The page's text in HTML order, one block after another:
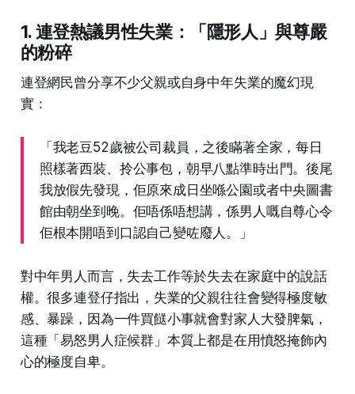
1. 連登熱議男性失業：「隱形人」與尊嚴
的粉碎
連登網民曾分享不少父親或自身中年失業的魔幻現
實：
「我老豆52歲被公司裁員，之後瞞著全家，每日
照樣著西裝、拎公事包，朝早八點準時出門。後尾
我放假先發現，佢原來成日坐喺公園或者中央圖書
館由朝坐到晚。佢唔係唔想講，係男人嘅自尊心令
佢根本開唔到口認自己變咗廢人。」
對中年男人而言，失去工作等於失去在家庭中的說話
權。很多連登仔指出，失業的父親往往會變得極度敏
感、暴躁，因為一件買餸小事就會對家人大發脾氣，
這種「易怒男人症候群」本質上都是在用憤怒掩飾內
心的極度自卑。